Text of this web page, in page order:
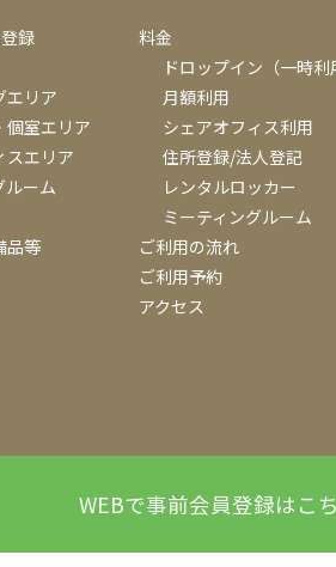
録
エリア
個室エリア
スエリア
ルーム
品等
料金
ドロップイン（一時利
月額利用
シェアオフィス利用
住所登録/法人登記
レンタルロッカー
ミーティングルーム
ご利用の流れ
ご利用予約
アクセス
WEBで事前会員登録はこ